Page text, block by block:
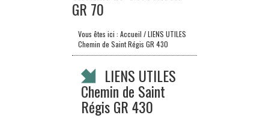
GR 70
Vous êtes ici : Accueil / LIENS UTILES
Chemin de Saint Régis GR 430
LIENS UTILES
Chemin de Saint
Régis GR 430